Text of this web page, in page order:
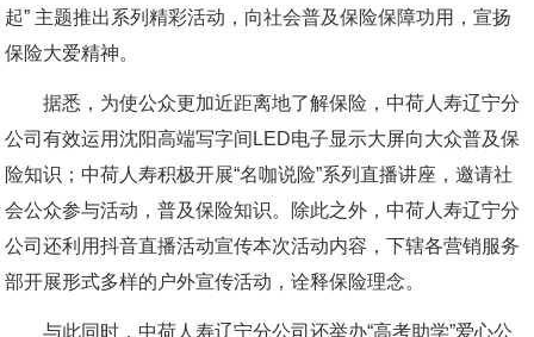
起” 主题推出系列精彩活动，向社会普及保险保障功用，宣扬
保险大爱精神。
据悉，为使公众更加近距离地了解保险，中荷人寿辽宁分
公司有效运用沈阳高端写字间LED电子显示大屏向大众普及保
险知识；中荷人寿积极开展“名咖说险”系列直播讲座，邀请社
会公众参与活动，普及保险知识。除此之外，中荷人寿辽宁分
公司还利用抖音直播活动宣传本次活动内容，下辖各营销服务
部开展形式多样的户外宣传活动，诠释保险理念。
与此同时，中荷人寿辽宁分公司还举办“高考助学”爱心公